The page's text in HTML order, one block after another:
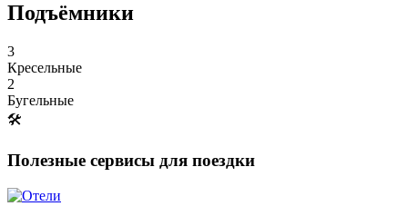
Подъёмники
3
Кресельные
2
Бугельные
🛠
Полезные сервисы для поездки